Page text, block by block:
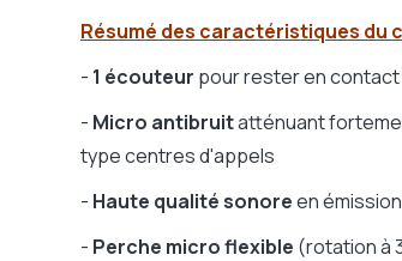
Résumé des caractéristiques du
- 1 écouteur pour rester en
- Micro antibruitatténuant
type centres d'appels
- Haute qualité sonoreen
- Perche micro flexible (rotation à